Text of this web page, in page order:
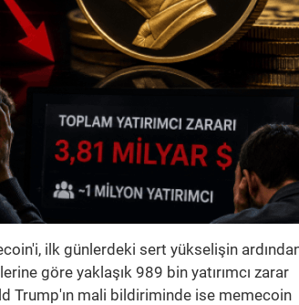
ilk günlerdeki sert yükselişin
göre yaklaşık 989 bin yatırımcı zarar
Trump'ın mali bildiriminde ise memecoin